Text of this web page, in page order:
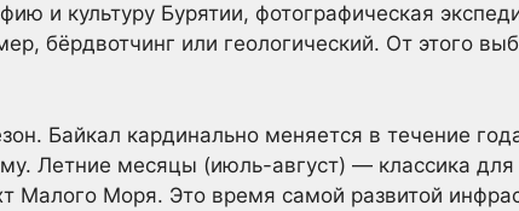
и культуру Бурятии, фотографическая
бёрдвотчинг или геологический. От этого
Байкал кардинально меняется в течение
Летние месяцы (июль-август) — классика
Малого Моря. Это время самой развитой